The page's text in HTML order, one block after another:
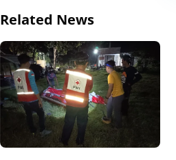
Related News